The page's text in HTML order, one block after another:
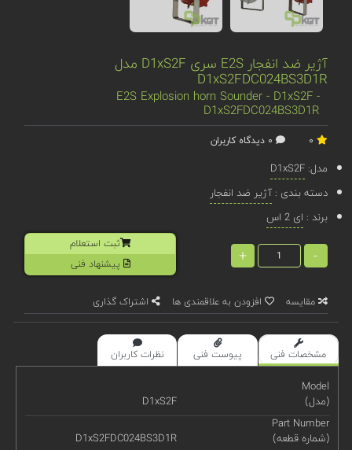
آژیر ضد انفجار E2S سری D1xS2F مدل
D1xS2FDC024BS3D1R
E2S Explosion horn Sounder - D1xS2F -
D1xS2FDC024BS3D1R
مدل:D1xS2F
دسته بندی :آژیر ضد انفجار
برند : ای 2 اس
-
+
ثبت استعلام
پیشنهاد فنی
مقایسه افزودن به علاقمندی ها اشتراک گذاری
مشخصات فنی پیوست فنی نظرات کاربران
Model
(مدل)
D1xS2F
Part Number
(شماره قطعه)
D1xS2FDC024BS3D1R